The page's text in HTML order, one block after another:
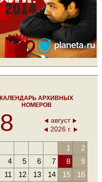
КАЛЕНДАРЬ АРХИВНЫХ
НОМЕРОВ
8
август
2026 г.
1
2
4 5 6 7 8
9
11 12 13 14 15
16